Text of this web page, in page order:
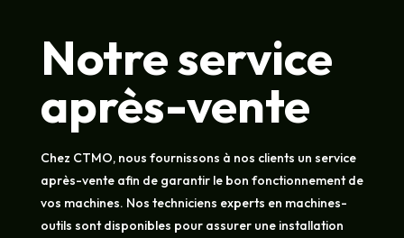
Notre service
après-vente
Chez CTMO, nous fournissons à nos clients un service
après-vente afin de garantir le bon fonctionnement de
vos machines. Nos techniciens experts en machines-
outils sont disponibles pour assurer une installation